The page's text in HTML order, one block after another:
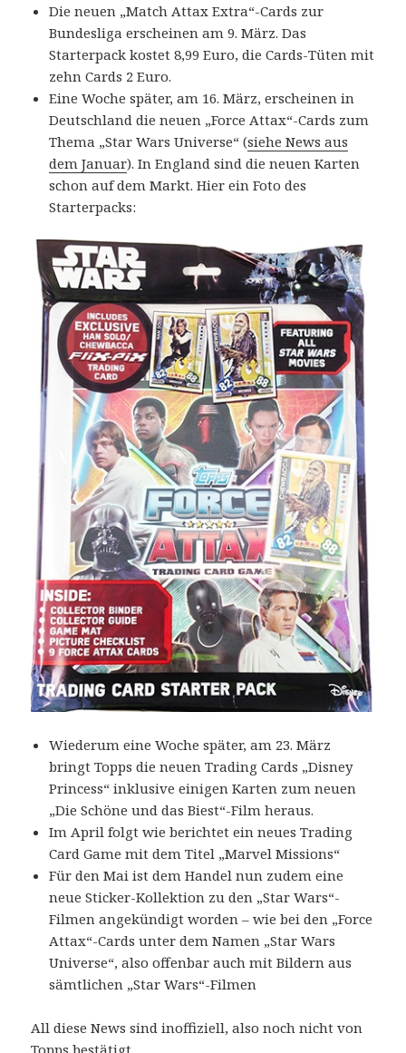
Die neuen „Match Attax Extra“-Cards zur
Bundesliga erscheinen am 9. März. Das
Starterpack kostet 8,99 Euro, die Cards-Tüten mit
zehn Cards 2 Euro.
Eine Woche später, am 16. März, erscheinen in
Deutschland die neuen „Force Attax“-Cards zum
Thema „Star Wars Universe“ (siehe News aus
dem Januar). In England sind die neuen Karten
schon auf dem Markt. Hier ein Foto des
Starterpacks:
Wiederum eine Woche später, am 23. März
bringt Topps die neuen Trading Cards „Disney
Princess“ inklusive einigen Karten zum neuen
„Die Schöne und das Biest“-Film heraus.
Im April folgt wie berichtet ein neues Trading
Card Game mit dem Titel „Marvel Missions“
Für den Mai ist dem Handel nun zudem eine
neue Sticker-Kollektion zu den „Star Wars“-
Filmen angekündigt worden – wie bei den „Force
Attax“-Cards unter dem Namen „Star Wars
Universe“, also offenbar auch mit Bildern aus
sämtlichen „Star Wars“-Filmen
All diese News sind inoffiziell, also noch nicht von
Topps bestätigt.